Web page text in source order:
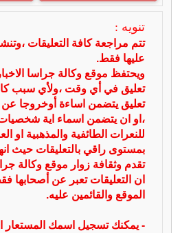
تنويه :
تتم مراجعة كافة التعليقات
عليها فقط.
ويحتفظ موقع وكالة جراسا
تعليق في أي وقت ،ولأي سبب
تعليق يتضمن اساءة أوخروجا
،او ان يتضمن اسماء اية شخصيات
للنعرات الطائفية والمذهبية او
بمستوى راقي بالتعليقات حيث
تقدم وثقافة زوار موقع وكالة
ان التعليقات تعبر عن أصحابها
الموقع والقائمين عليه.
- يمكنك تسجيل اسمك المستعار